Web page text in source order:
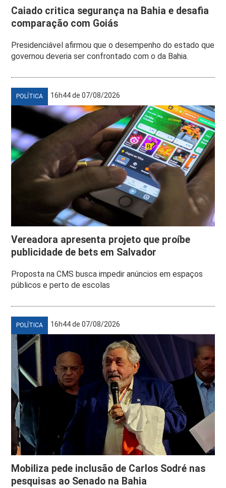
Caiado critica segurança na Bahia e desafia
comparação com Goiás
Presidenciável afirmou que o desempenho do estado que
governou deveria ser confrontado com o da Bahia.
POLÍTICA 16h44 de 07/08/2026
Vereadora apresenta projeto que proíbe
publicidade de bets em Salvador
Proposta na CMS busca impedir anúncios em espaços
públicos e perto de escolas
POLÍTICA 16h44 de 07/08/2026
Mobiliza pede inclusão de Carlos Sodré nas
pesquisas ao Senado na Bahia